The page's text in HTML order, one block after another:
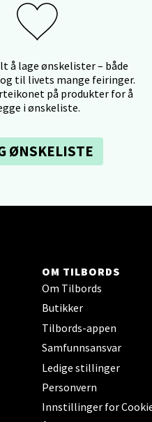
å lage ønskelister – både
til livets mange feiringer.
på produkter for å
i ønskeliste.
ØNSKELISTE
OM TILBORDS
Om Tilbords
Butikker
Tilbords-appen
Samfunnsansvar
Ledige stillinger
Personvern
Innstillinger for
Ski -
Ski